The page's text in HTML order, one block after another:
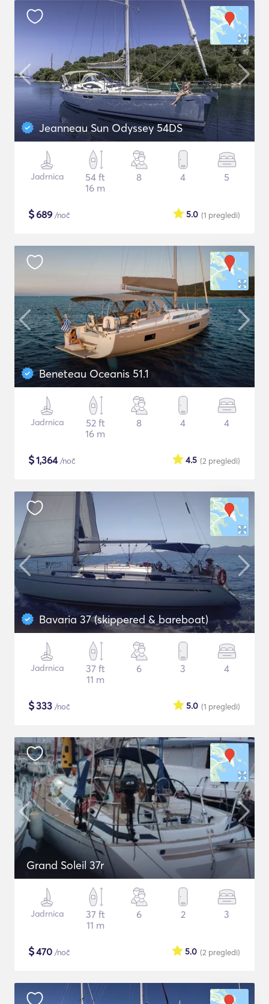
Jeanneau Sun Odyssey 54DS
Jadrnica
54 ft
16 m
8 4 5
$689 /noč (1 pregledi)
5.0
Beneteau Oceanis 51.1
Jadrnica
52 ft
16 m
8 4 4
$1,364/noč (2 pregledi)
4.5
Bavaria 37 (skippered & bareboat)
Jadrnica
37 ft
11 m
6 3 4
$333 /noč (1 pregledi)
5.0
Grand Soleil 37r
Jadrnica
37 ft
11 m
6 2 3
$470 /noč (2 pregledi)
5.0